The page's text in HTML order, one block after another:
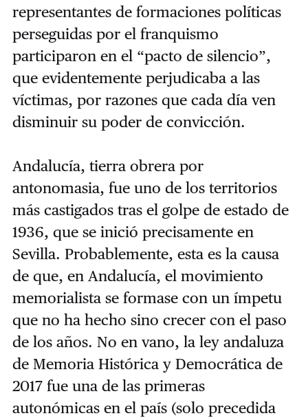
representantes de formaciones políticas
perseguidas por el franquismo
participaron en el “pacto de silencio”,
que evidentemente perjudicaba a las
víctimas, por razones que cada día ven
disminuir su poder de convicción.
Andalucía, tierra obrera por
antonomasia, fue uno de los territorios
más castigados tras el golpe de estado de
1936, que se inició precisamente en
Sevilla. Probablemente, esta es la causa
de que, en Andalucía, el movimiento
memorialista se formase con un ímpetu
que no ha hecho sino crecer con el paso
de los años. No en vano, la ley andaluza
de Memoria Histórica y Democrática de
2017 fue una de las primeras
autonómicas en el país (solo precedida